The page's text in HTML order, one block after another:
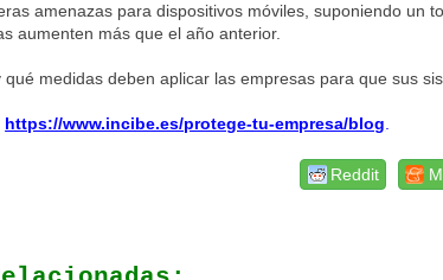
amenazas para dispositivos móviles, suponiendo un
aumenten más que el año anterior.
medidas deben aplicar las empresas para que sus
https://www.incibe.es/protege-tu-empresa/blog
Reddit